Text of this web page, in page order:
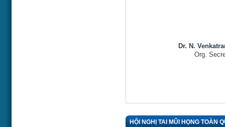
Dr. N.
Org.
HỘI NGHỊ TAI MŨI HỌNG TOÀN